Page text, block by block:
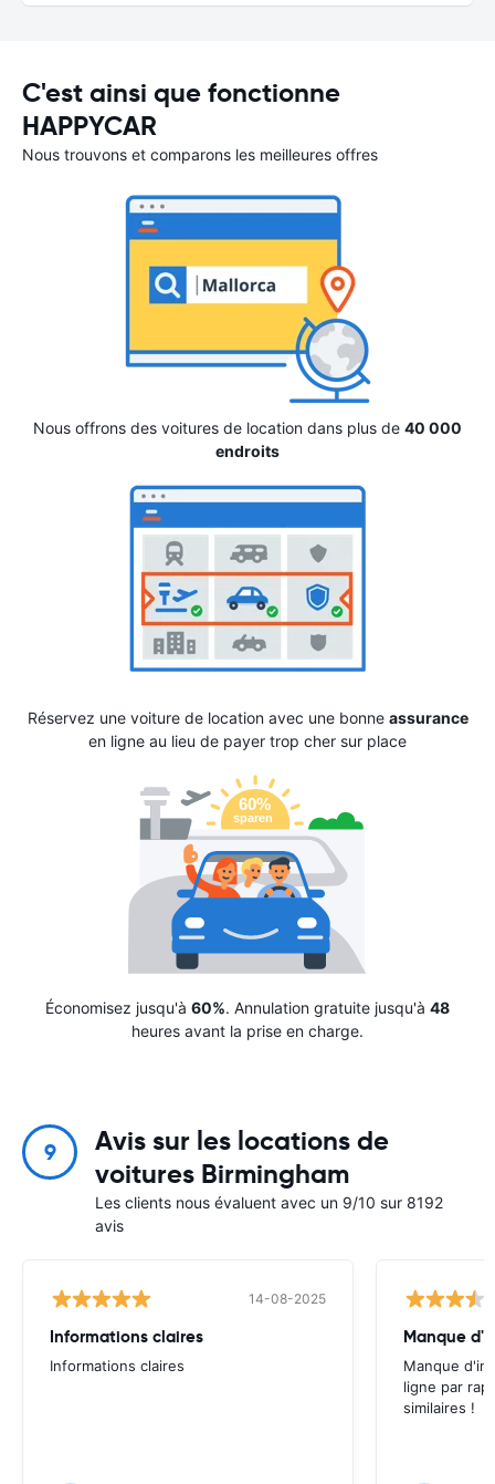
C'est ainsi que fonctionne
HAPPYCAR
Nous trouvons et comparons les meilleures offres
Nous offrons des voitures de location dans plus de 40 000
endroits
Réservez une voiture de location avec une bonne assurance
en ligne au lieu de payer trop cher sur place
Économisez jusqu'à 60%. Annulation gratuite jusqu'à 48
heures avant la prise en charge.
9
Avis sur les locations de
voitures Birmingham
Les clients nous évaluent avec un 9/10 sur 8192
avis
14-08-2025
Informations claires
Informations claires
Manque
ligne par
similaires !